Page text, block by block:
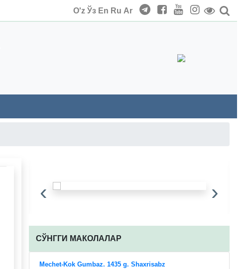
O'z Ўз En Ru Ar
‹ ›
CЎНГГИ МАКОЛАЛАР
Mechet-Kok Gumbaz. 1435 g. Shaxrisabz